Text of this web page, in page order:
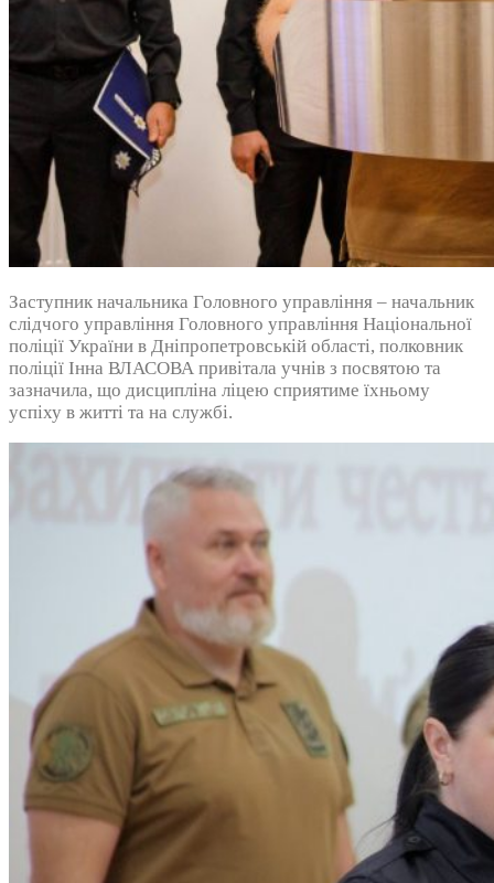
Заступник начальника Головного управління – начальник
слідчого управління Головного управління Національної
поліції України в Дніпропетровській області, полковник
поліції Інна ВЛАСОВА привітала учнів з посвятою та
зазначила, що дисципліна ліцею сприятиме їхньому
успіху в житті та на службі.